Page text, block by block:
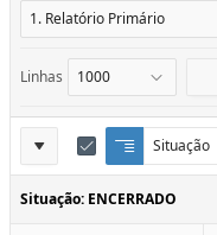
Linhas
Definições
do
Relatório
Situação
Q
u
e
b
E
d
i
t
Situação: ENCERRADO